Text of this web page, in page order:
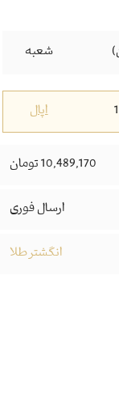
شعبه
اپال
10,489,170 تومان
ارسال فوری
انگشتر طلا